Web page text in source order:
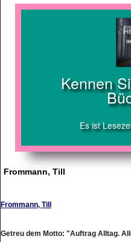
Kennen
Es ist
Frommann, Till
Frommann, Till
Getreu dem Motto: "Auftrag Alltag.